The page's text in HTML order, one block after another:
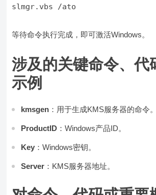
slmgr.vbs /ato
等待命令执行完成，即可激活Windows。
涉及的关键命令、代
示例
kmsgen ：用于生成KMS服务器的命令。
ProductID ：Windows产品ID。
Key ：Windows密钥。
Server ：KMS服务器地址。